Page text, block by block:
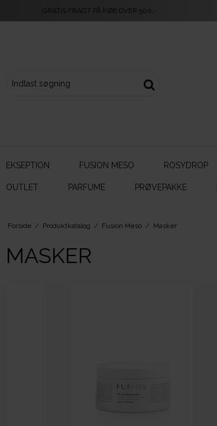
GRATIS FRAGT PÅ KØB OVER 500,-
EKSEPTION FUSION MESO ROSYDROP
OUTLET PARFUME PRØVEPAKKE
Forside / Produktkatalog / Fusion Meso / Masker
MASKER